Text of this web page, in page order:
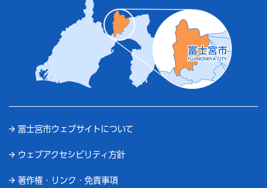
富士宮市ウェブサイトについて
ウェブアクセシビリティ方針
著作権・リンク・免責事項